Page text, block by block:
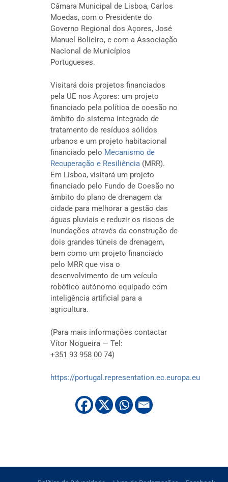
Câmara Municipal de Lisboa, Carlos
Moedas, com o Presidente do
Governo Regional dos Açores, José
Manuel Bolieiro, e com a Associação
Nacional de Municípios
Portugueses.
Visitará dois projetos financiados
pela UE nos Açores: um projeto
financiado pela política de coesão no
âmbito do sistema integrado de
tratamento de resíduos sólidos
urbanos e um projeto habitacional
financiado pelo Mecanismo de
Recuperação e Resiliência(MRR).
Em Lisboa, visitará um projeto
financiado pelo Fundo de Coesão no
âmbito do plano de drenagem da
cidade para melhorar a gestão das
águas pluviais e reduzir os riscos de
inundações através da construção de
dois grandes túneis de drenagem,
bem como um projeto financiado
pelo MRR que visa o
desenvolvimento de um veículo
robótico autónomo equipado com
inteligência artificial para a
agricultura.
(Para mais informações contactar
Vítor Nogueira — Tel:
+351 93 958 00 74)
https://portugal.representation.ec.europa.eu